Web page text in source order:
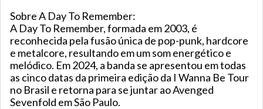
Sobre A Day To Remember:
A Day To Remember, formada em 2003, é
reconhecida pela fusão única de pop-punk, hardcore
e metalcore, resultando em um som energético e
melódico. Em 2024, a banda se apresentou em todas
as cinco datas da primeira edição da I Wanna Be Tour
no Brasil e retorna para se juntar ao Avenged
Sevenfold em São Paulo.